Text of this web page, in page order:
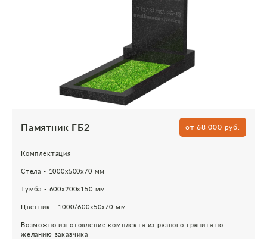
Памятник ГБ2 от 68 000 руб.
Комплектация
Стела - 1000х500х70 мм
Тумба - 600х200х150 мм
Цветник - 1000/600х50х70 мм
Возможно изготовление комплекта из разного гранита по
желанию заказчика